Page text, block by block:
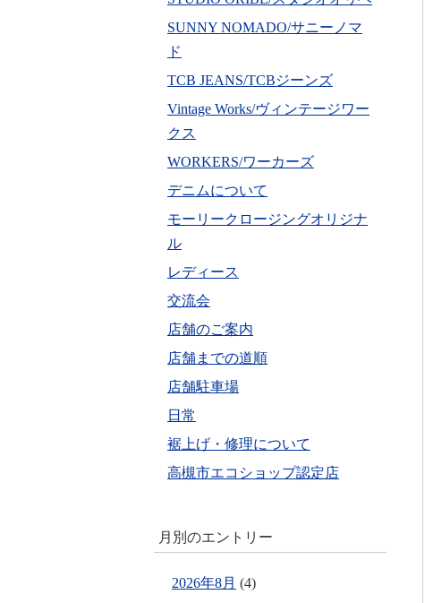
SUNNY NOMADO/サニーノマ
ド
TCB JEANS/TCBジーンズ
Vintage Works/ヴィンテージワー
クス
WORKERS/ワーカーズ
デニムについて
モーリークロージングオリジナ
ル
レディース
交流会
店舗のご案内
店舗までの道順
店舗駐車場
日常
裾上げ・修理について
高槻市エコショップ認定店
月別のエントリー
2026年8月 (4)